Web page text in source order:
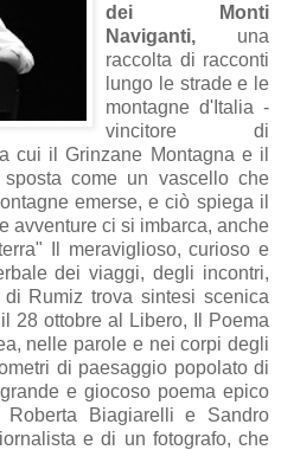
dei Monti
Naviganti, una
raccolta di racconti
lungo le strade e le
montagne d'Italia -
vincitore di
cui il Grinzane Montagna e il
come un vascello che
emerse, e ciò spiega il
avventure ci si imbarca, anche
Il meraviglioso, curioso e
dei viaggi, degli incontri,
Rumiz trova sintesi scenica
28 ottobre al Libero, Il Poema
nelle parole e nei corpi degli
di paesaggio popolato di
e giocoso poema epico
Biagiarelli e Sandro
e di un fotografo, che